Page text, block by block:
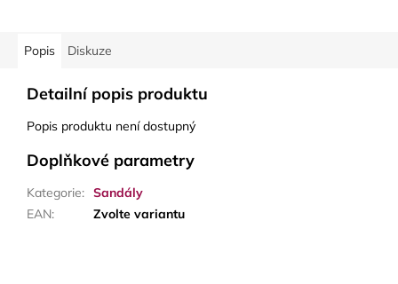
Popis Diskuze
Detailní popis produktu
Popis produktu není dostupný
Doplňkové parametry
Kategorie: Sandály
EAN: Zvolte variantu